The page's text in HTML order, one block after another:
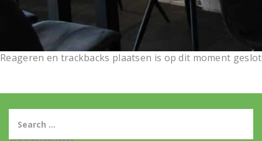
Reageren en trackbacks plaatsen is op dit moment